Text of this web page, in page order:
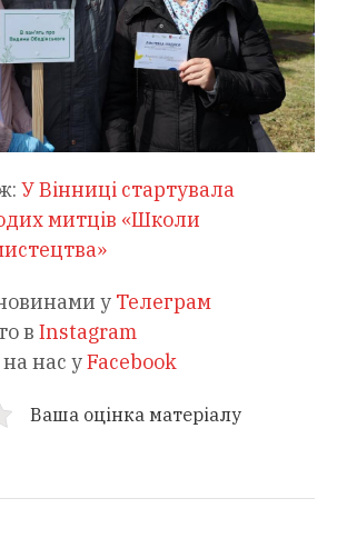
У Вінниці стартувала
митців «Школи
у Телеграм
в Instagram
нас уFacebook
Ваша оцінка матеріалу